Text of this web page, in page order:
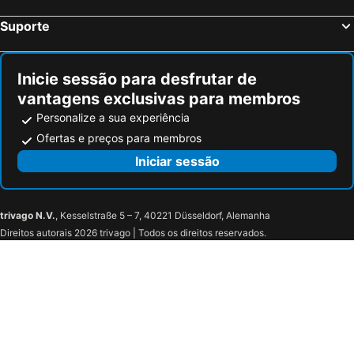
Suporte
Inicie sessão para desfrutar de
vantagens exclusivas para membros
Personalize a sua experiência
Ofertas e preços para membros
Iniciar sessão
trivago N.V., Kesselstraße 5 – 7, 40221 Düsseldorf, Alemanha
Direitos autorais 2026 trivago | Todos os direitos reservados.